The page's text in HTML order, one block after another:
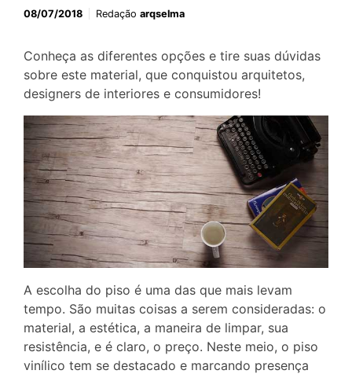
08/07/2018 Redação arqselma
Conheça as diferentes opções e tire suas dúvidas
sobre este material, que conquistou arquitetos,
designers de interiores e consumidores!
A escolha do piso é uma das que mais levam
tempo. São muitas coisas a serem consideradas: o
material, a estética, a maneira de limpar, sua
resistência, e é claro, o preço. Neste meio, o piso
vinílico tem se destacado e marcando presença